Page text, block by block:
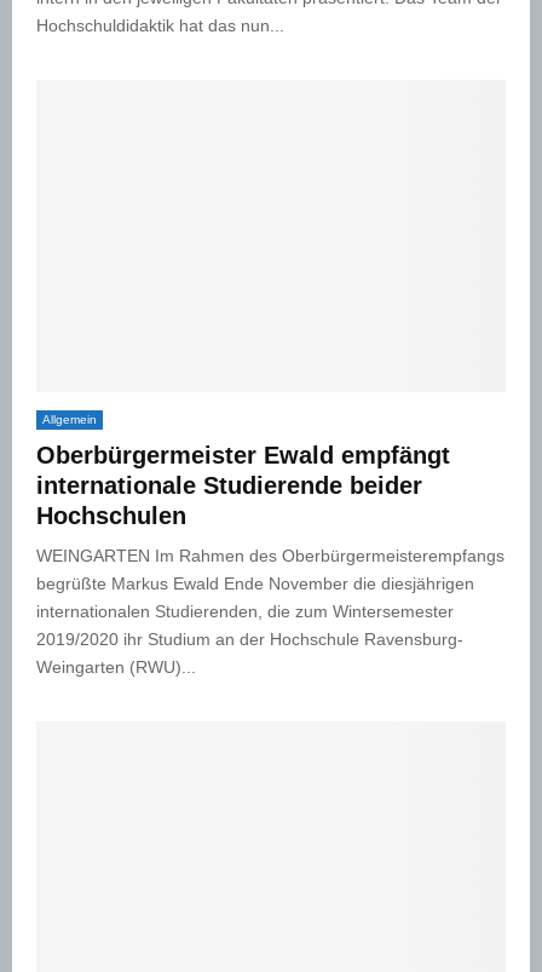
Hochschuldidaktik hat das nun...
Allgemein
Oberbürgermeister Ewald empfängt
internationale Studierende beider
Hochschulen
WEINGARTEN Im Rahmen des Oberbürgermeisterempfangs
begrüßte Markus Ewald Ende November die diesjährigen
internationalen Studierenden, die zum Wintersemester
2019/2020 ihr Studium an der Hochschule Ravensburg-
Weingarten (RWU)...